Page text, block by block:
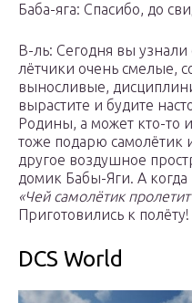
Баба-яга: Спасибо, до
В-ль: Сегодня вы узнали
лётчики очень смелые,
выносливые,
вырастите и будите
Родины, а может кто-то
тоже подарю самолётик
другое воздушное
домик Бабы-Яги. А
«Чей самолётик
Приготовились к
DCS World